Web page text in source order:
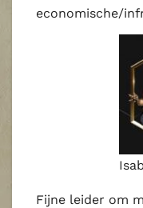
economische/
Fijne leider om